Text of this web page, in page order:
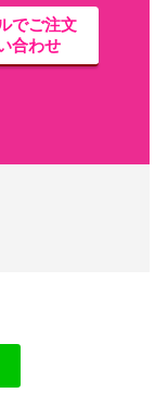
でご注文
合わせ